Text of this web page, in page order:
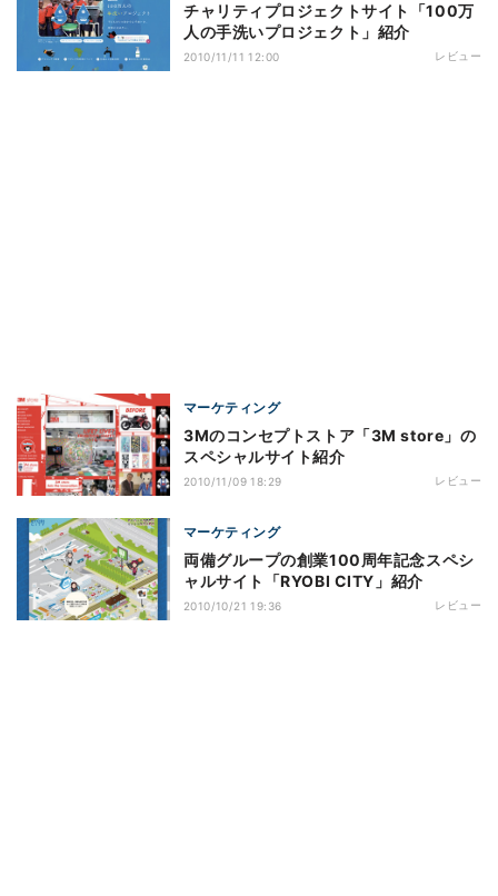
チャリティプロジェクトサイト「100万
人の手洗いプロジェクト」紹介
2010/11/11 12:00 レビュー
マーケティング
3Mのコンセプトストア「3M store」の
スペシャルサイト紹介
2010/11/09 18:29 レビュー
マーケティング
両備グループの創業100周年記念スペシ
ャルサイト「RYOBI CITY」紹介
2010/10/21 19:36 レビュー